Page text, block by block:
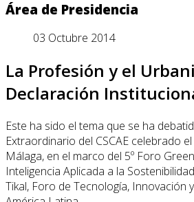
Área de Presidencia
03 Octubre 2014
La Profesión y el
Declaración
Este ha sido el tema que se ha
Extraordinario del CSCAE celebrado
Málaga, en el marco del 5º Foro
Inteligencia Aplicada a la
Tikal, Foro de Tecnología, Innovación